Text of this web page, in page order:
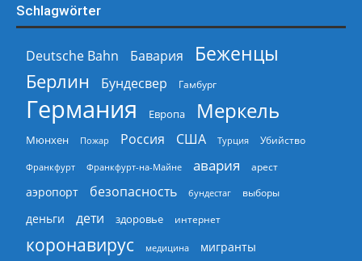
Schlagwörter
Deutsche Bahn Бавария
Беженцы
Берлин
Бундесвер Гамбург
Германия Европа Меркель
Мюнхен Пожар Россия США Турция Убийство
Франкфурт Франкфурт-на-Майне авария арест
аэропорт безопасность бундестаг выборы
деньги дети здоровье интернет
коронавирус медицина
мигранты